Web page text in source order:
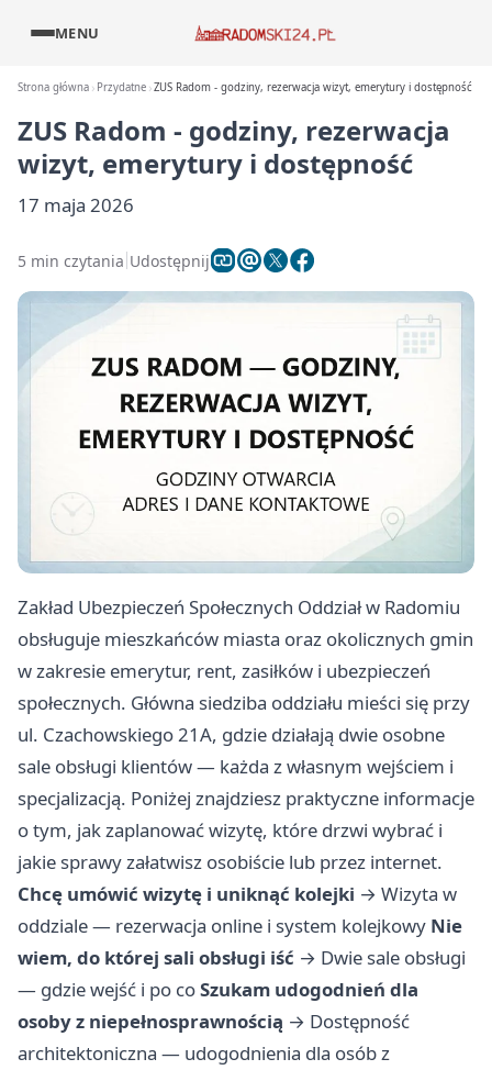
MENU
Strona główna Przydatne ZUS Radom - godziny, rezerwacja wizyt, emerytury i dostępność
ZUS Radom - godziny, rezerwacja
wizyt, emerytury i dostępność
17 maja 2026
5 min czytania Udostępnij
Zakład Ubezpieczeń Społecznych Oddział w Radomiu
obsługuje mieszkańców miasta oraz okolicznych gmin
w zakresie emerytur, rent, zasiłków i ubezpieczeń
społecznych. Główna siedziba oddziału mieści się przy
ul. Czachowskiego 21A, gdzie działają dwie osobne
sale obsługi klientów — każda z własnym wejściem i
specjalizacją. Poniżej znajdziesz praktyczne informacje
o tym, jak zaplanować wizytę, które drzwi wybrać i
jakie sprawy załatwisz osobiście lub przez internet.
Chcę umówić wizytę i uniknąć kolejki → Wizyta w
oddziale — rezerwacja online i system kolejkowy Nie
wiem, do której sali obsługi iść → Dwie sale obsługi
— gdzie wejść i po coSzukam udogodnień dla
osoby z niepełnosprawnością → Dostępność
architektoniczna — udogodnienia dla osób z